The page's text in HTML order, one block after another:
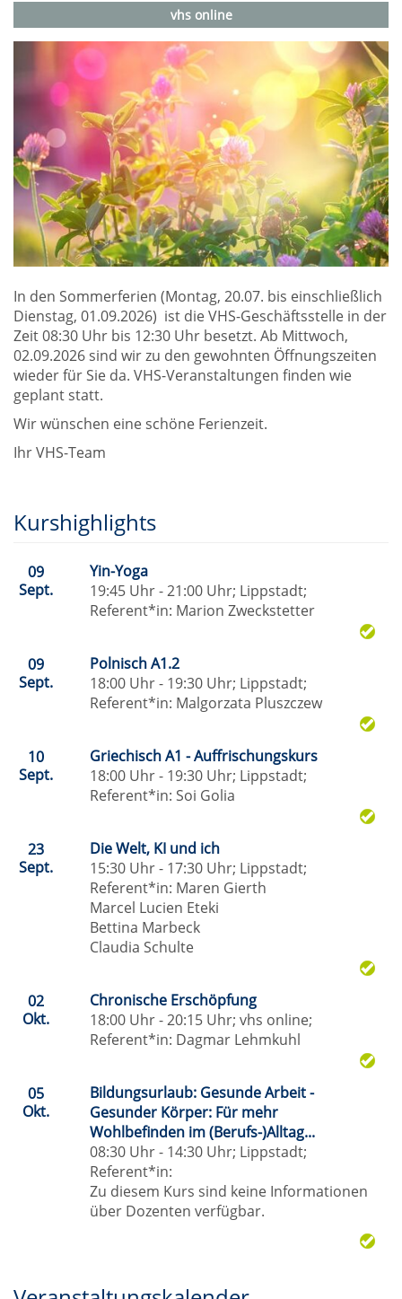
vhs online
In den Sommerferien (Montag, 20.07. bis einschließlich
Dienstag, 01.09.2026) ist die VHS-Geschäftsstelle in der
Zeit 08:30 Uhr bis 12:30 Uhr besetzt. Ab Mittwoch,
02.09.2026 sind wir zu den gewohnten Öffnungszeiten
wieder für Sie da. VHS-Veranstaltungen finden wie
geplant statt.
Wir wünschen eine schöne Ferienzeit.
Ihr VHS-Team
Kurshighlights
09
Sept.
Yin-Yoga
19:45 Uhr - 21:00 Uhr; Lippstadt;
Referent*in: Marion Zweckstetter
09
Sept.
Polnisch A1.2
18:00 Uhr - 19:30 Uhr; Lippstadt;
Referent*in: Malgorzata Pluszczew
10
Sept.
Griechisch A1 - Auffrischungskurs
18:00 Uhr - 19:30 Uhr; Lippstadt;
Referent*in: Soi Golia
23
Sept.
Die Welt, KI und ich
15:30 Uhr - 17:30 Uhr; Lippstadt;
Referent*in: Maren Gierth
Marcel Lucien Eteki
Bettina Marbeck
Claudia Schulte
02
Okt.
Chronische Erschöpfung
18:00 Uhr - 20:15 Uhr; vhs online;
Referent*in: Dagmar Lehmkuhl
05
Okt.
Bildungsurlaub: Gesunde Arbeit -
Gesunder Körper: Für mehr
Wohlbefinden im (Berufs-)Alltag...
08:30 Uhr - 14:30 Uhr; Lippstadt;
Referent*in:
Zu diesem Kurs sind keine Informationen
über Dozenten verfügbar.